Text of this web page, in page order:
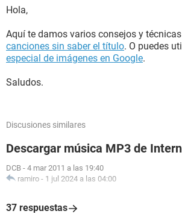
Hola,
Aquí te damos varios consejos y
canciones sin saber el título. O puedes
especial de imágenes en Google.
Saludos.
Discusiones similares
Descargar música MP3 de
DCB - 4 mar 2011 a las 19:40
ramiro - 1 jul 2024 a las 04:00
37 respuestas